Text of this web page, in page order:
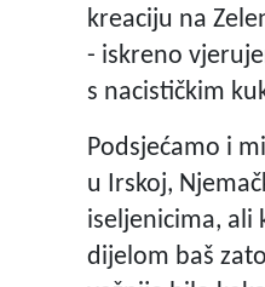
kreaciju na
- iskreno
s nacističkim
Podsjećamo i
u Irskoj,
iseljenicima, ali
dijelom baš